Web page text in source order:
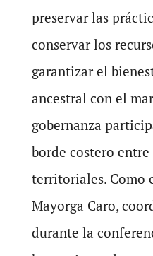
preservar las
conservar los
garantizar el
ancestral con el
gobernanza
borde costero
territoriales. Como
Mayorga Caro,
durante la